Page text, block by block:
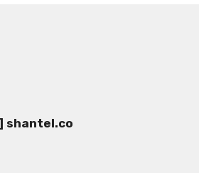
shantel.co